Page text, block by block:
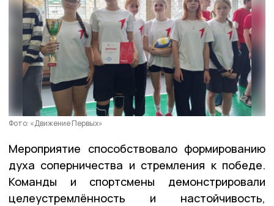
Фото: «Движение Первых»
Мероприятие способствовало формированию
духа соперничества и стремления к победе.
Команды и спортсмены демонстрировали
целеустремлённость и настойчивость,